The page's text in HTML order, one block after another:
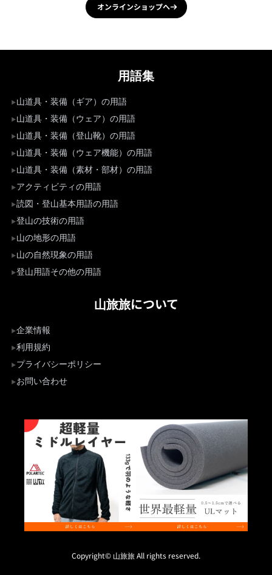
オンラインショップへ
用語集
山道具・装備（ギア）の用語
山道具・装備（ウェア）の用語
山道具・装備（登山靴）の用語
山道具・装備（ウェア機能）の用語
山道具・装備（素材・部材）の用語
アクティビティの用語
読図・登山基本用語の用語
登山の技術の用語
山の地形の用語
山の自然現象の用語
登山用語その他の用語
山旅旅について
企業情報
利用規約
プライバシーポリシー
お問い合わせ
Copyright© 山旅旅 All rights reserved.